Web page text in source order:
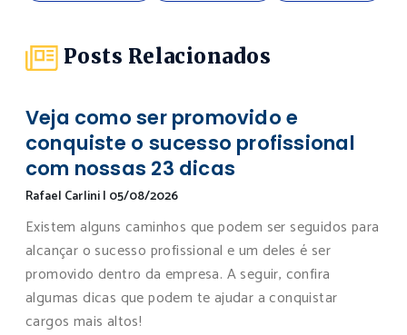
Posts Relacionados
Veja como ser promovido e
conquiste o sucesso profissional
com nossas 23 dicas
Rafael Carlini| 05/08/2026
Existem alguns caminhos que podem ser seguidos para
alcançar o sucesso profissional e um deles é ser
promovido dentro da empresa. A seguir, confira
algumas dicas que podem te ajudar a conquistar
cargos mais altos!